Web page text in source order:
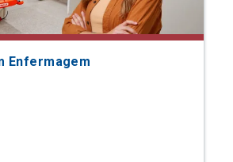
Enfermagem